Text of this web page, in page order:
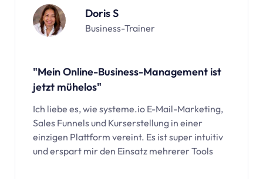
Doris S
Business-Trainer
"Mein Online-Business-Management ist
jetzt mühelos"
Ich liebe es, wie systeme.io E-Mail-Marketing,
Sales Funnels und Kurserstellung in einer
einzigen Plattform vereint. Es ist super intuitiv
und erspart mir den Einsatz mehrerer Tools